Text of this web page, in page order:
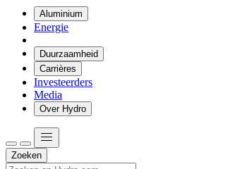
Aluminium
Energie
Duurzaamheid
Carrières
Investeerders
Media
Over Hydro
Zoeken